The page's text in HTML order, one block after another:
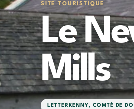
SITE TOURISTIQUE
Le
Mills
LETTERKENNY, COMTÉ DE